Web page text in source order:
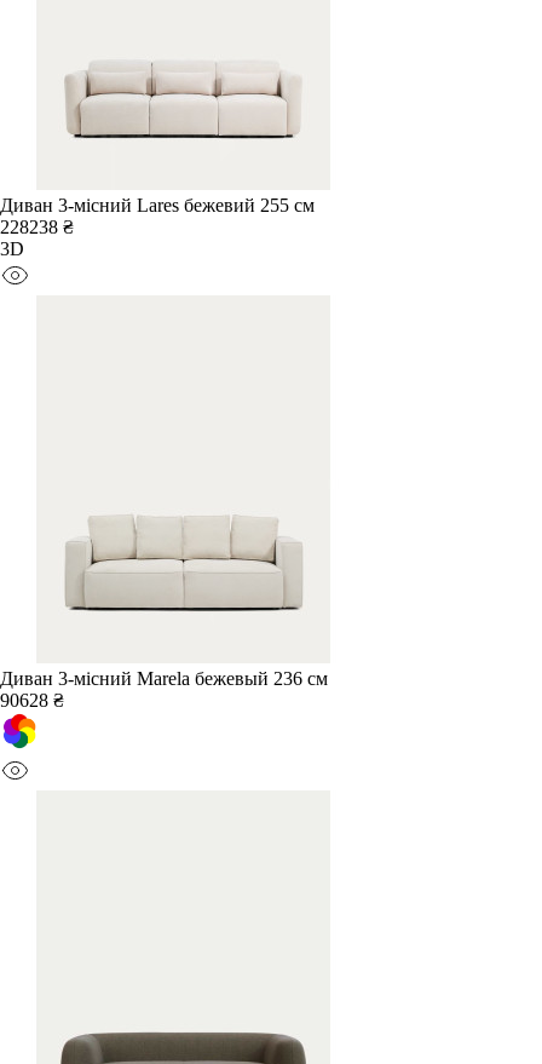
Диван 3-місний Lares бежевий 255 см
228238 ₴
3D
Диван 3-місний Marela бежевый 236 см
90628 ₴